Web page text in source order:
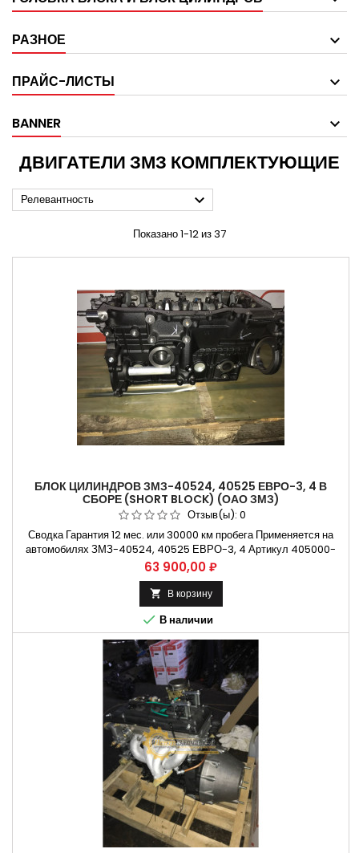
РАЗНОЕ
ПРАЙС-ЛИСТЫ
BANNER
ДВИГАТЕЛИ ЗМЗ КОМПЛЕКТУЮЩИЕ
Релевантность 
Показано 1-12 из 37
БЛОК ЦИЛИНДРОВ ЗМЗ-40524, 40525 ЕВРО-3, 4 В
СБОРЕ (SHORT BLOCK) (ОАО ЗМЗ)
Отзыв(ы): 0
Сводка Гарантия 12 мес. или 30000 км пробега Применяется на
автомобилях ЗМЗ-40524, 40525 ЕВРО-3, 4 Артикул 405000-
1002005-00 Способы оплаты Безналичный расчет, оплата
банковской картой Бесплатная доставка:. Москва и Н.Новгород.
Владимир и Ульяновск...
Цена
63 900,00 ₽
 В корзину
 В наличии